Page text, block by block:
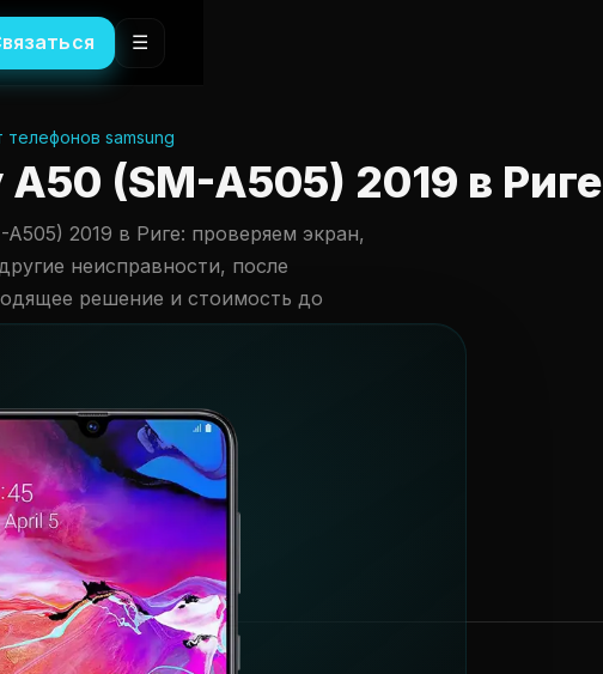
☰
телефонов samsung
(SM-A505) 2019 в Риге
2019 в Риге: проверяем экран,
неисправности, после
решение и стоимость до